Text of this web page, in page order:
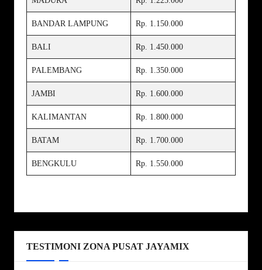
BANDAR LAMPUNG Rp. 1.150.000
BALI Rp. 1.450.000
PALEMBANG Rp. 1.350.000
JAMBI Rp. 1.600.000
KALIMANTAN Rp. 1.800.000
BATAM Rp. 1.700.000
BENGKULU Rp. 1.550.000
TESTIMONI ZONA PUSAT JAYAMIX